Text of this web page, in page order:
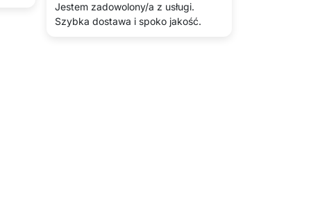
Jestem zadowolony/a z usługi.
Szybka dostawa i spoko jakość.